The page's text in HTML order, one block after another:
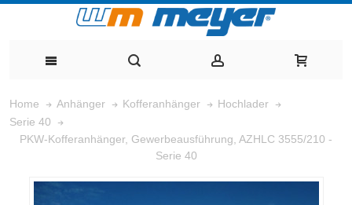
Home Anhänger Kofferanhänger
Hochlader
Serie 40
PKW-Kofferanhänger, Gewerbeausführung, AZHLC 3555/210 -
Serie 40